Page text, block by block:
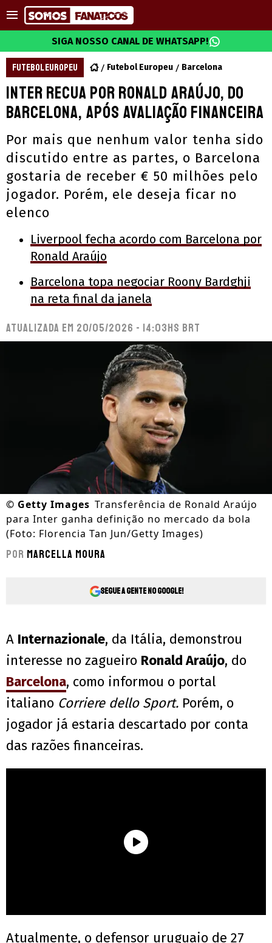
SIGA NOSSO CANAL DE WHATSAPP!
FUTEBOL EUROPEU Futebol Europeu Barcelona
Inter recua por Ronald Araújo, do
Barcelona, após avaliação financeira
Por mais que nenhum valor tenha sido
discutido entre as partes, o Barcelona
gostaria de receber € 50 milhões pelo
jogador. Porém, ele deseja ficar no
elenco
Liverpool fecha acordo com Barcelona por
Ronald Araújo
Barcelona topa negociar Roony Bardghji
na reta final da janela
Atualizada em 20/05/2026 - 14:03hs BRT
© Getty Images Transferência de Ronald Araújo
para Inter ganha definição no mercado da bola
(Foto: Florencia Tan Jun/Getty Images)
Por Marcella Moura
Segue a gente no Google!
A Internazionale, da Itália, demonstrou
interesse no zagueiro Ronald Araújo, do
Barcelona, como informou o portal
italiano Corriere dello Sport. Porém, o
jogador já estaria descartado por conta
das razões financeiras.
Atualmente, o defensor uruguaio de 27